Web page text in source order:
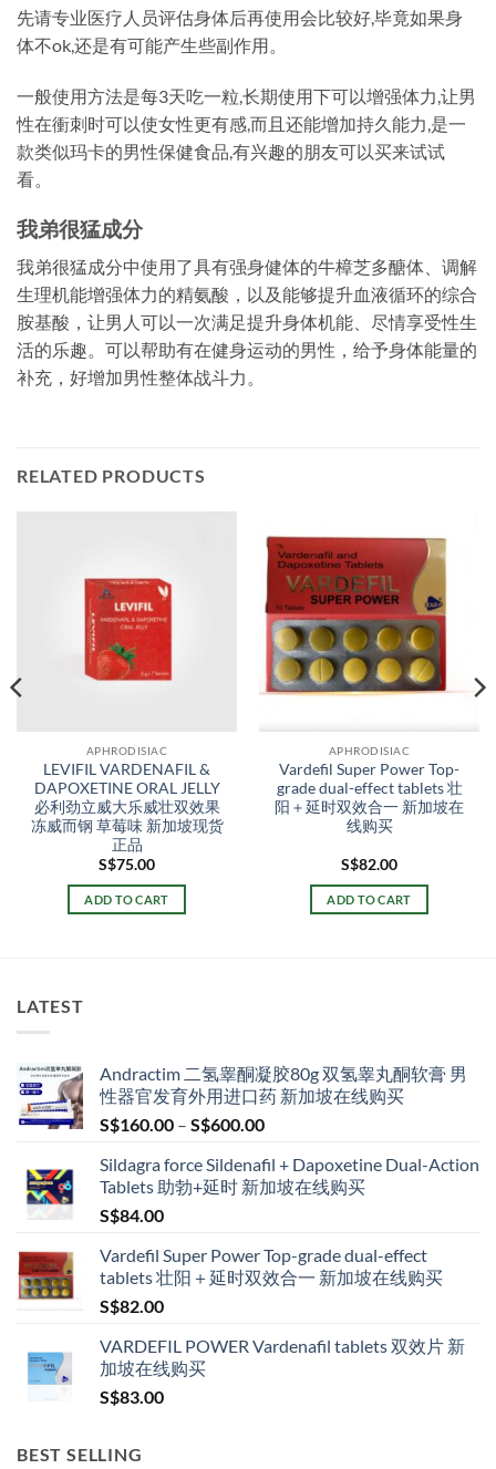
先请专业医疗人员评估身体后再使用会比较好,毕竟如果身
体不ok,还是有可能产生些副作用。
一般使用方法是每3天吃一粒,长期使用下可以增强体力,让男
性在衝刺时可以使女性更有感,而且还能增加持久能力,是一
款类似玛卡的男性保健食品,有兴趣的朋友可以买来试试
看。
我弟很猛成分
我弟很猛成分中使用了具有强身健体的牛樟芝多醣体、调解
生理机能增强体力的精氨酸，以及能够提升血液循环的综合
胺基酸，让男人可以一次满足提升身体机能、尽情享受性生
活的乐趣。可以帮助有在健身运动的男性，给予身体能量的
补充，好增加男性整体战斗力。
RELATED PRODUCTS
APHRODISIAC
LEVIFIL VARDENAFIL &
DAPOXETINE ORAL JELLY
必利劲立威大乐威壮双效果
冻威而钢 草莓味 新加坡现货
正品
S$75.00
ADD TO CART
APHRODISIAC
Vardefil Super Power Top-
grade dual-effect tablets 壮
阳＋延时双效合一 新加坡在
线购买
S$82.00
ADD TO CART
LATEST
Andractim 二氢睾酮凝胶80g 双氢睾丸酮软膏 男
性器官发育外用进口药 新加坡在线购买
S$160.00 – S$600.00Price
S$160.00
through
Sildagra force Sildenafil + Dapoxetine Dual-Action
Tablets 助勃+延时 新加坡在线购买
S$84.00
Vardefil Super Power Top-grade dual-effect
tablets 壮阳＋延时双效合一 新加坡在线购买
S$82.00
VARDEFIL POWER Vardenafil tablets 双效片 新
加坡在线购买
S$83.00
BEST SELLING